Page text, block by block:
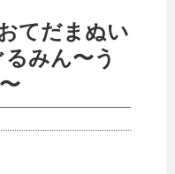
てだまぬい
みん〜う